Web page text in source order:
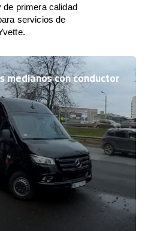
de primera calidad
servicios de
medianos con conductor